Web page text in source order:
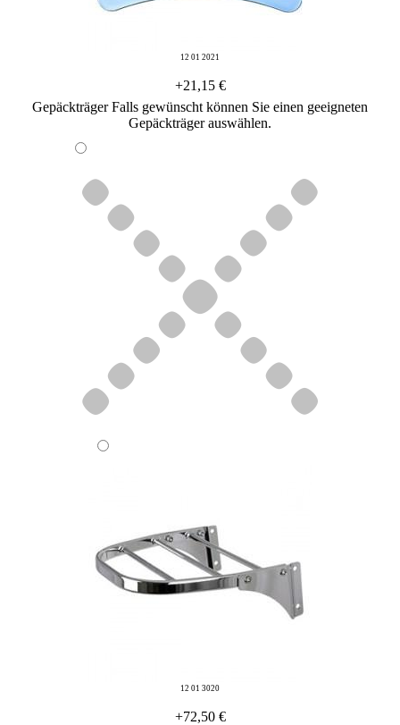
12 01 2021
+21,15 €
Gepäckträger Falls gewünscht können Sie einen geeigneten
Gepäckträger auswählen.
12 01 3020
+72,50 €